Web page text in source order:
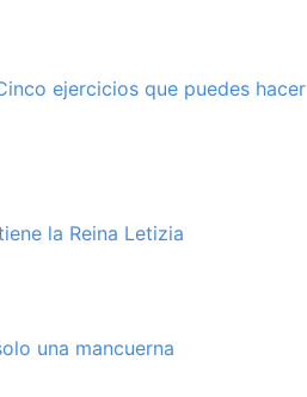
ejercicios que puedes hacer
la Reina Letizia
una mancuerna